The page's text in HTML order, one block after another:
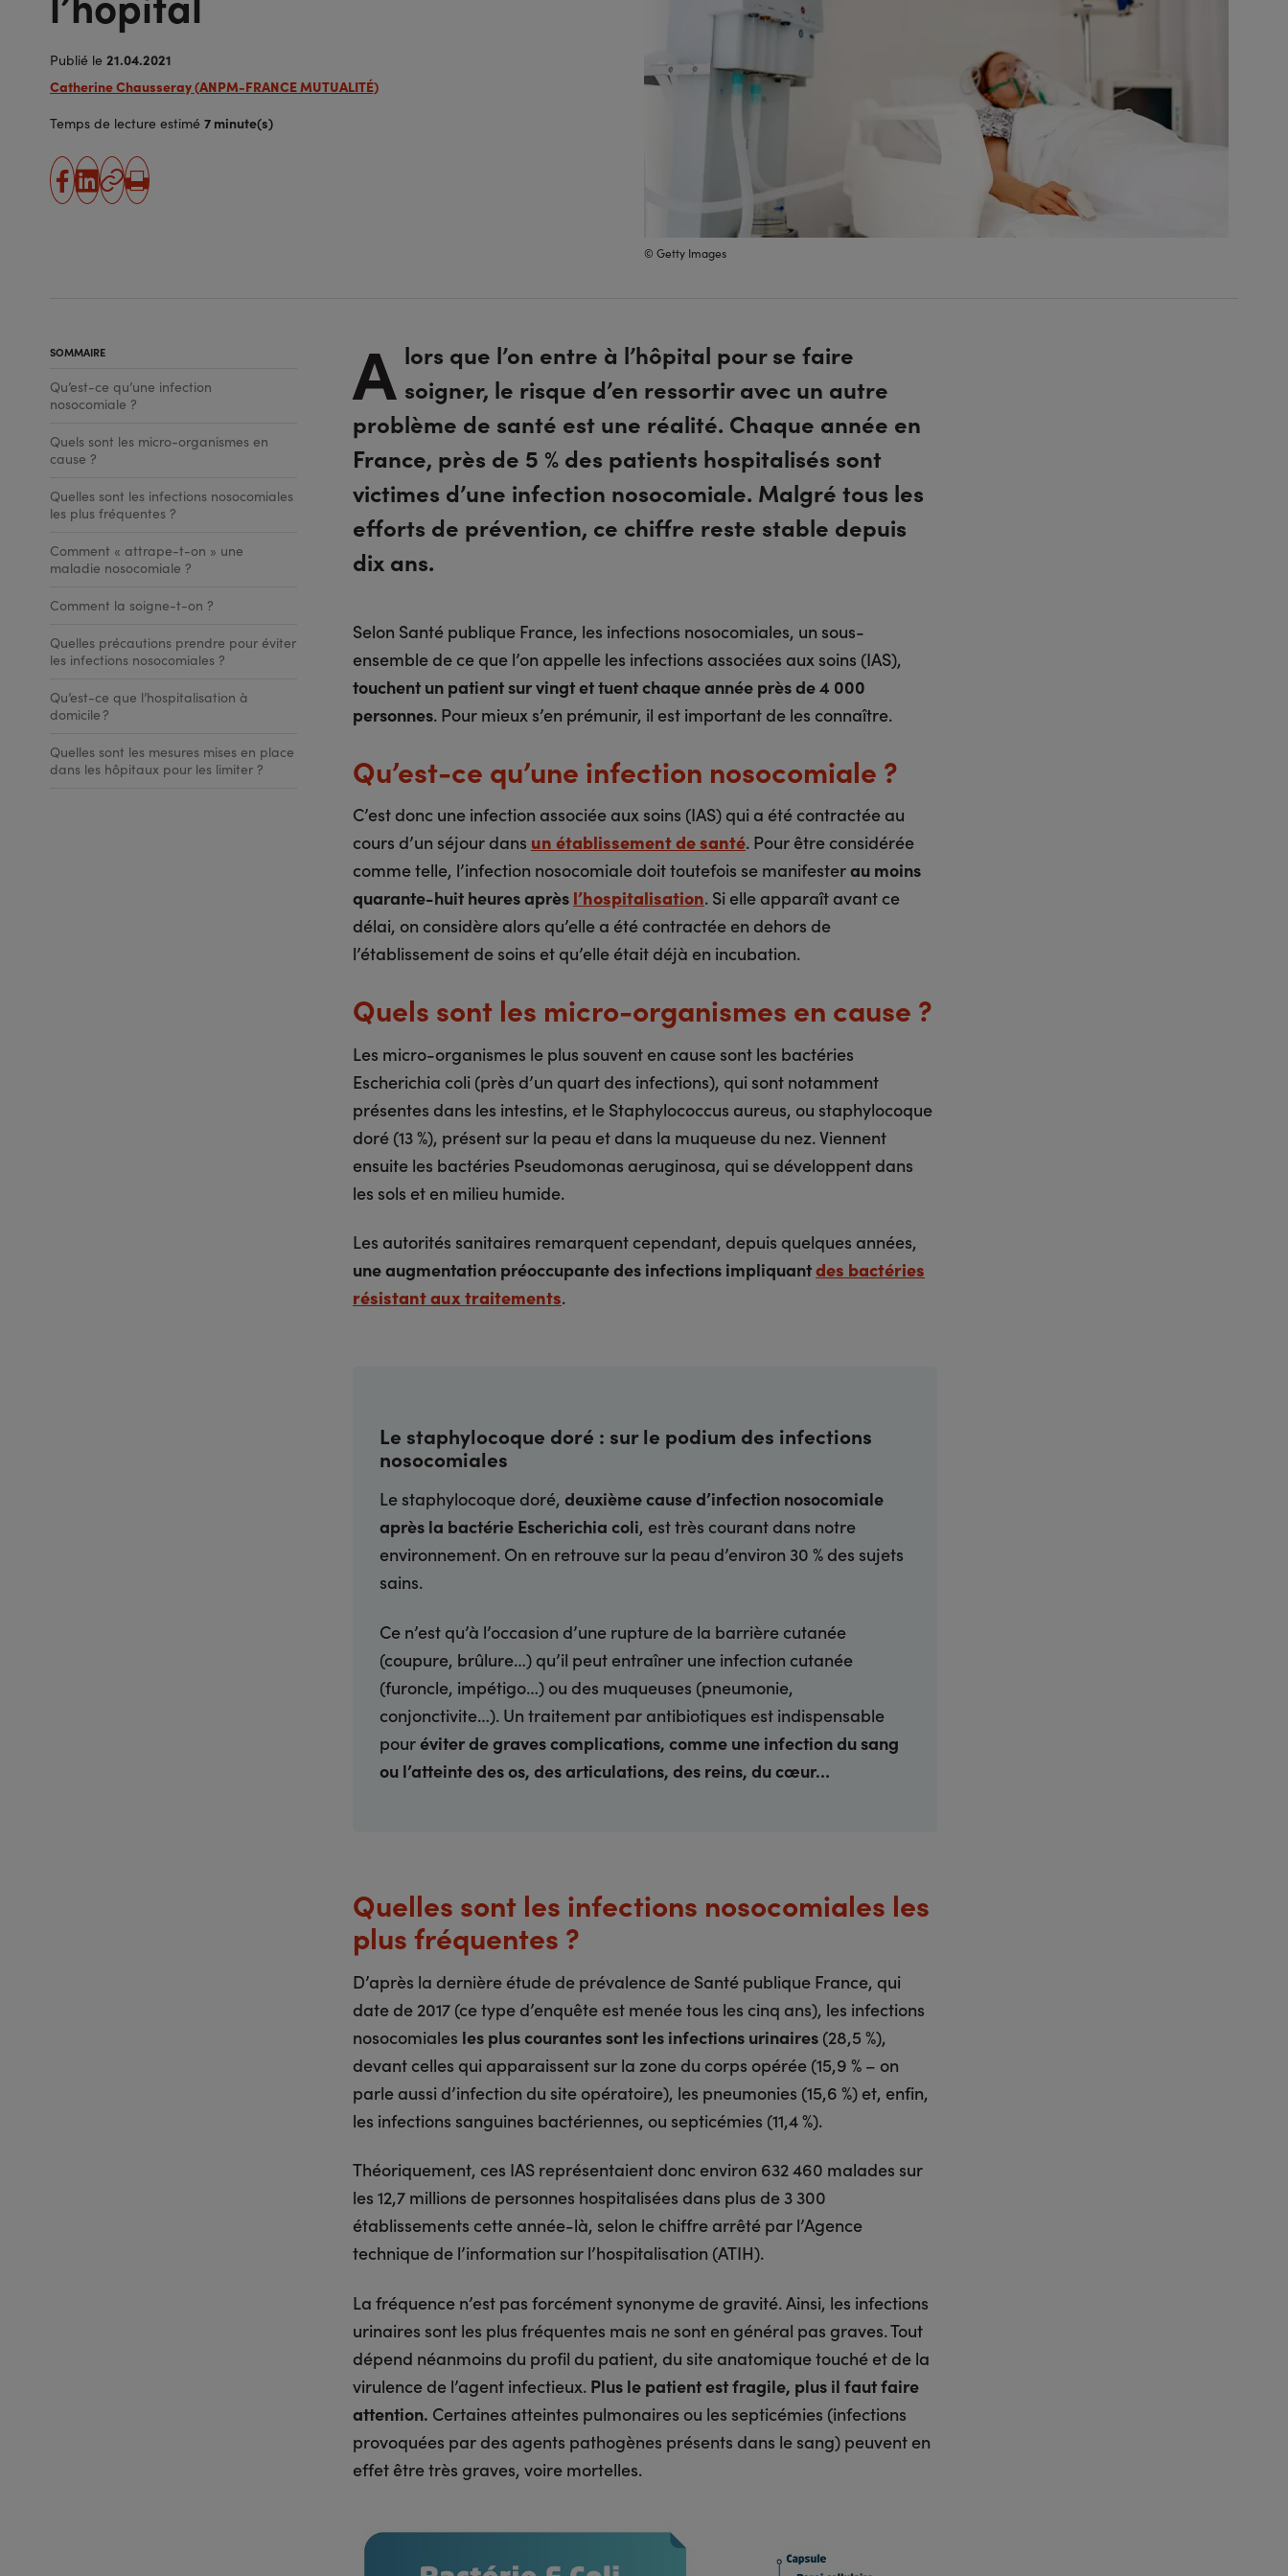
Publié le 21.04.2021
Catherine Chausseray (ANPM-FRANCE MUTUALITÉ)
Temps de lecture estimé 7 minute(s)
partager
partager
Copier
Imprimer
© Getty Images
SOMMAIRE
Qu’est-ce qu’une infection
nosocomiale ?
Quels sont les micro-organismes en
cause ?
Quelles sont les infections nosocomiales
les plus fréquentes ?
Comment « attrape-t-on » une
maladie nosocomiale ?
Comment la soigne-t-on ?
Quelles précautions prendre pour éviter
les infections nosocomiales ?
Qu’est-ce que l’hospitalisation à
domicile ?
Quelles sont les mesures mises en place
dans les hôpitaux pour les limiter ?
A lors que l’on entre à l’hôpital pour se faire
soigner, le risque d’en ressortir avec un autre
problème de santé est une réalité. Chaque année en
France, près de 5 % des patients hospitalisés sont
victimes d’une infection nosocomiale. Malgré tous les
efforts de prévention, ce chiffre reste stable depuis
dix ans.
Selon Santé publique France, les infections nosocomiales, un sous-
ensemble de ce que l’on appelle les infections associées aux soins (IAS),
touchent un patient sur vingt et tuent chaque année près de 4 000
personnes. Pour mieux s’en prémunir, il est important de les connaître.
Qu’est-ce qu’une infection nosocomiale ?
C’est donc une infection associée aux soins (IAS) qui a été contractée au
cours d’un séjour dans un établissement de santé. Pour être considérée
comme telle, l’infection nosocomiale doit toutefois se manifesterau moins
quarante-huit heures après l’hospitalisation. Si elle apparaît avant ce
délai, on considère alors qu’elle a été contractée en dehors de
l’établissement de soins et qu’elle était déjà en incubation.
Quels sont les micro-organismes en cause ?
Les micro-organismes le plus souvent en cause sont les bactéries
Escherichia coli (près d’un quart des infections), qui sont notamment
présentes dans les intestins, et le Staphylococcus aureus, ou staphylocoque
doré (13 %), présent sur la peau et dans la muqueuse du nez. Viennent
ensuite les bactéries Pseudomonas aeruginosa, qui se développent dans
les sols et en milieu humide.
Les autorités sanitaires remarquent cependant, depuis quelques années,
une augmentation préoccupante des infections impliquantdes bactéries
résistant aux traitements.
Le staphylocoque doré : sur le podium des infections
nosocomiales
Le staphylocoque doré, deuxième cause d’infection nosocomiale
après la bactérie Escherichia coli, est très courant dans notre
environnement. On en retrouve sur la peau d’environ 30 % des sujets
sains.
Ce n’est qu’à l’occasion d’une rupture de la barrière cutanée
(coupure, brûlure…) qu’il peut entraîner une infection cutanée
(furoncle, impétigo…) ou des muqueuses (pneumonie,
conjonctivite…). Un traitement par antibiotiques est indispensable
pouréviter de graves complications, comme une infection du sang
ou l’atteinte des os, des articulations, des reins, du cœur…
Quelles sont les infections nosocomiales les
plus fréquentes ?
D’après la dernière étude de prévalence de Santé publique France, qui
date de 2017 (ce type d’enquête est menée tous les cinq ans), les infections
nosocomiales les plus courantes sont les infections urinaires (28,5 %),
devant celles qui apparaissent sur la zone du corps opérée (15,9 % – on
parle aussi d’infection du site opératoire), les pneumonies (15,6 %) et, enfin,
les infections sanguines bactériennes, ou septicémies (11,4 %).
Théoriquement, ces IAS représentaient donc environ 632 460 malades sur
les 12,7 millions de personnes hospitalisées dans plus de 3 300
établissements cette année-là, selon le chiffre arrêté par l’Agence
technique de l’information sur l’hospitalisation (ATIH).
La fréquence n’est pas forcément synonyme de gravité. Ainsi, les infections
urinaires sont les plus fréquentes mais ne sont en général pas graves. Tout
dépend néanmoins du profil du patient, du site anatomique touché et de la
virulence de l’agent infectieux. Plus le patient est fragile, plus il faut faire
attention. Certaines atteintes pulmonaires ou les septicémies (infections
provoquées par des agents pathogènes présents dans le sang) peuvent en
effet être très graves, voire mortelles.